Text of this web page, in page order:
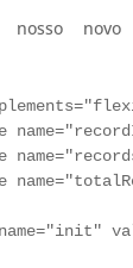
novo